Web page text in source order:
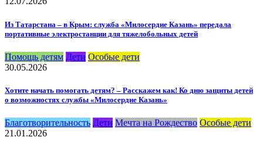
Из Татарстана – в Крым: служба «Милосердие Казань» передала
портативные электростанции для тяжелобольных детей
Помощь детям Дети Особые дети
30.05.2026
Хотите начать помогать детям? – Расскажем как! Ко дню защиты детей
о возможностях службы «Милосердие Казань»
Благотворительность Дети Мечта на Рождество Особые дети
21.01.2026